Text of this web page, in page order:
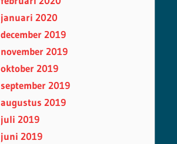
januari 2020
december 2019
november 2019
oktober 2019
september 2019
augustus 2019
juli 2019
juni 2019